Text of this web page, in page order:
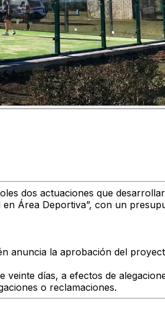
dos actuaciones que
Área Deportiva”, con un
anuncia la aprobación del
días, a efectos de
o reclamaciones.